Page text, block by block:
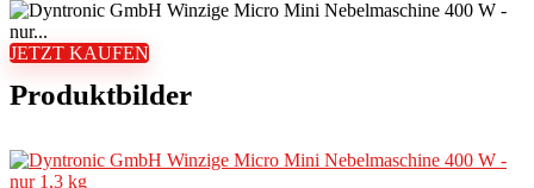
JETZT KAUFEN
Produktbilder